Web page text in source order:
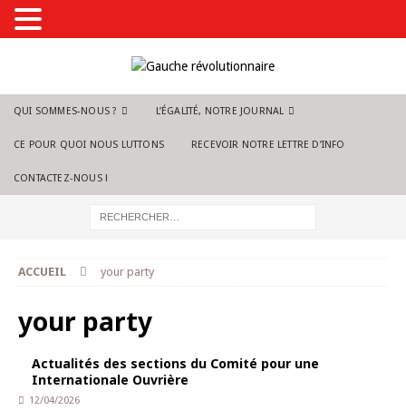
QUI SOMMES-NOUS ? L’ÉGALITÉ, NOTRE JOURNAL
CE POUR QUOI NOUS LUTTONS RECEVOIR NOTRE LETTRE D’INFO
CONTACTEZ-NOUS !
ACCUEIL your party
your party
Actualités des sections du Comité pour une
Internationale Ouvrière
12/04/2026